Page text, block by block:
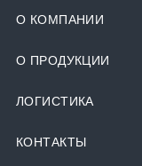
О КОМПАНИИ
О ПРОДУКЦИИ
ЛОГИСТИКА
КОНТАКТЫ